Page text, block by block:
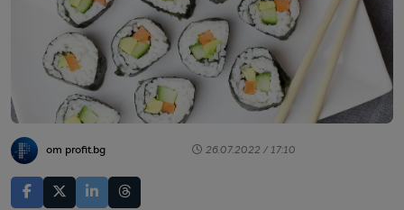
от profit.bg 26.07.2022 / 17:10